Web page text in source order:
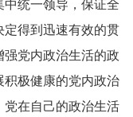
中统一领导，保证全
定得到迅速有效的贯
党内政治生活的政
积极健康的党内政治
党在自己的政治生活